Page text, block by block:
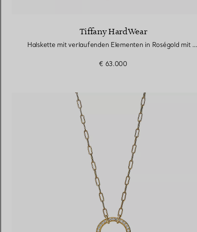
Tiffany HardWear
Halskette mit verlaufenden Elementen in Roségold mit Diamanten
€ 63.000